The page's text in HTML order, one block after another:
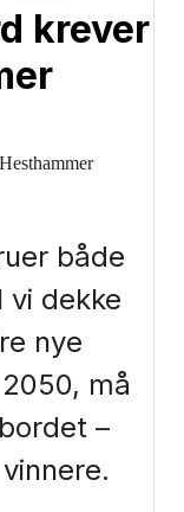
krever
både
vi dekke
nye
må
–